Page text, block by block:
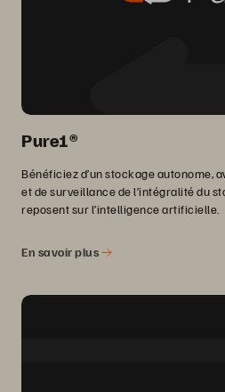
Pure1®
Bénéficiez d’un stockage autonome,
et de surveillance de l’intégralité du
reposent sur l’intelligence artificielle.
En savoir plus